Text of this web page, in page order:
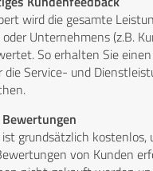
wird die gesamte
Unternehmens (z.B.
So erhalten Sie
die Service- und
grundsätzlich kostenlos,
von Kunden